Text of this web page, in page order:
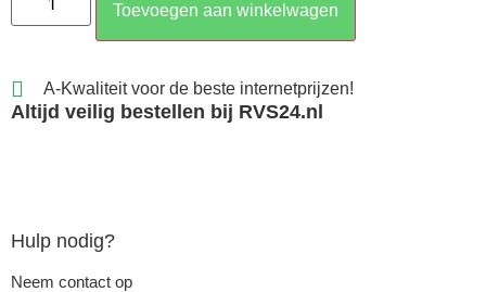
Toevoegen aan winkelwagen
A-Kwaliteit voor de beste internetprijzen!
Altijd veilig bestellen bij RVS24.nl
Hulp nodig?
Neem contact op